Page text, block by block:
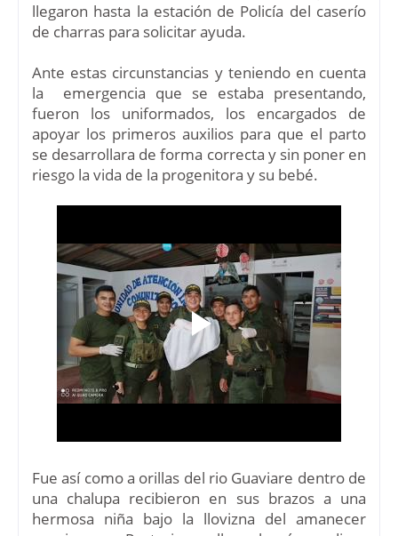
llegaron hasta la estación de Policía del caserío
de charras para solicitar ayuda.
Ante estas circunstancias y teniendo en cuenta
la emergencia que se estaba presentando,
fueron los uniformados, los encargados de
apoyar los primeros auxilios para que el parto
se desarrollara de forma correcta y sin poner en
riesgo la vida de la progenitora y su bebé.
Fue así como a orillas del rio Guaviare dentro de
una chalupa recibieron en sus brazos a una
hermosa niña bajo la llovizna del amanecer